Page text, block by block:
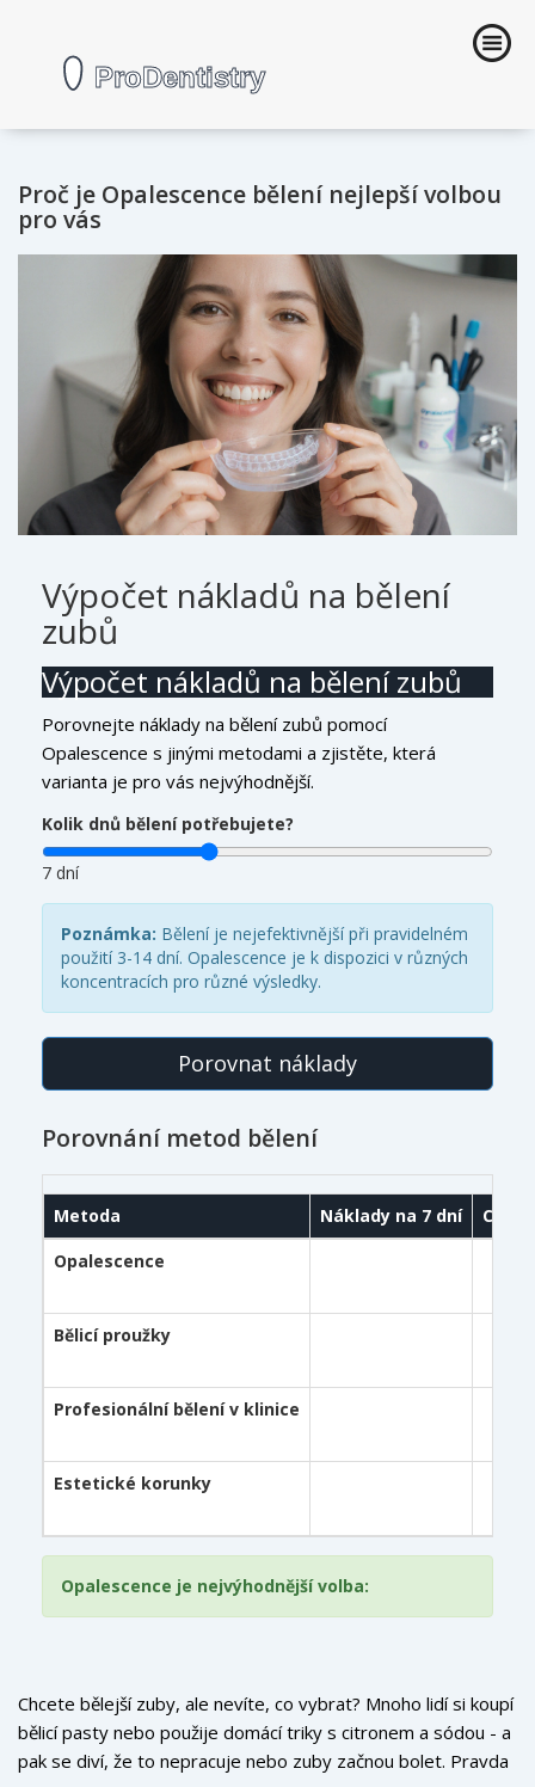
Proč je Opalescence bělení nejlepší volbou
pro vás
Výpočet nákladů na bělení
zubů
Výpočet nákladů na bělení zubů
Porovnejte náklady na bělení zubů pomocí
Opalescence s jinými metodami a zjistěte, která
varianta je pro vás nejvýhodnější.
Kolik dnů bělení potřebujete?
7 dní
Poznámka: Bělení je nejefektivnější při pravidelném
použití 3-14 dní. Opalescence je k dispozici v různých
koncentracích pro různé výsledky.
Porovnat náklady
Porovnání metod bělení
Metoda Náklady na 7 dní
Cena
Opalescence
Bělicí proužky
Profesionální bělení v klinice
Estetické korunky
Opalescence je nejvýhodnější volba:
Chcete bělejší zuby, ale nevíte, co vybrat? Mnoho lidí si koupí
bělicí pasty nebo použije domácí triky s citronem a sódou - a
pak se diví, že to nepracuje nebo zuby začnou bolet. Pravda